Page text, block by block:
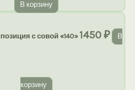
В корзину
с совой «140» 1450₽ В
корзину